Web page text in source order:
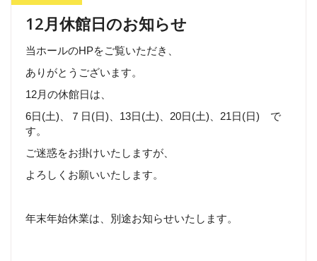
12月休館日のお知らせ
当ホールのHPをご覧いただき、
ありがとうございます。
12月の休館日は、
6日(土)、７日(日)、13日(土)、20日(土)、21日(日) で
す。
ご迷惑をお掛けいたしますが、
よろしくお願いいたします。
年末年始休業は、別途お知らせいたします。